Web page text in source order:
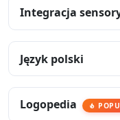
Integracja
Język polski
Logopedia